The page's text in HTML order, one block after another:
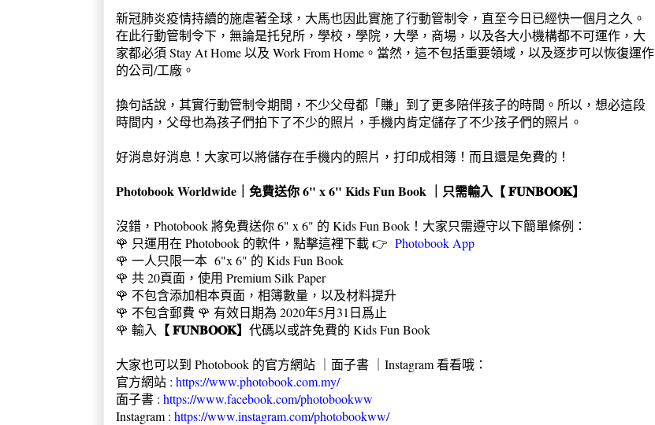
新冠肺炎疫情持續的施虐著全球，大馬也因此實施了行動管制令，直至今日已經快一個月之久。
在此行動管制令下，無論是托兒所，學校，學院，大學，商場，以及各大小機構都不可運作，大
家都必須 Stay At Home 以及 Work From Home。當然，這不包括重要領域，以及逐步可以恢復運作
的公司/工廠。
換句話說，其實行動管制令期間，不少父母都「賺」到了更多陪伴孩子的時間。所以，想必這段
時間内，父母也為孩子們拍下了不少的照片，手機内肯定儲存了不少孩子們的照片。
好消息好消息！大家可以將儲存在手機内的照片，打印成相簿！而且還是免費的！
PhotobookWorldwide ｜免費送你 6" x 6" Kids Fun Book ｜只需輸入【 𝐅𝐔𝐍𝐁𝐎𝐎𝐊】
沒錯，Photobook 將免費送你 6" x 6" 的 Kids Fun Book！大家只需遵守以下簡單條例：
🌹 只運用在 Photobook 的軟件，點擊這裡下載 👉 Photobook App
🌹 一人只限一本 6"x 6" 的 Kids Fun Book
🌹 共 20頁面，使用 Premium Silk Paper
🌹 不包含添加相本頁面，相簿數量，以及材料提升
🌹 不包含郵費 🌹 有效日期為 2020年5月31日爲止
🌹 輸入
【 𝐅𝐔𝐍𝐁𝐎𝐎𝐊】 代碼以或許免費的 Kids Fun Book
大家也可以到 Photobook 的官方網站 ｜面子書 ｜Instagram 看看哦：
官方網站 : https://www.photobook.com.my/
面子書 : https://www.facebook.com/photobookww
Instagram : https://www.instagram.com/photobookww/